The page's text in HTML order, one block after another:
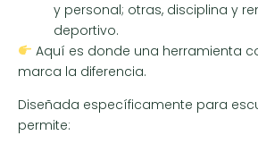
y personal; otras, disciplina y
deportivo.
Aquí es donde una herramienta
marca la diferencia.
Diseñada específicamente para
permite: